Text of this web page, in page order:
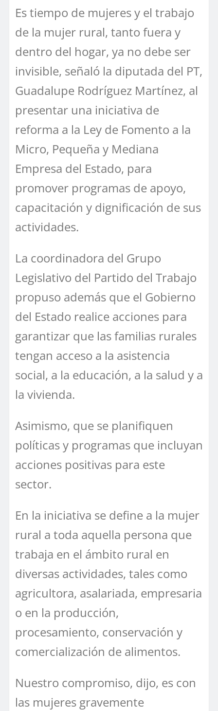
Es tiempo de mujeres y el trabajo
de la mujer rural, tanto fuera y
dentro del hogar, ya no debe ser
invisible, señaló la diputada del PT,
Guadalupe Rodríguez Martínez, al
presentar una iniciativa de
reforma a la Ley de Fomento a la
Micro, Pequeña y Mediana
Empresa del Estado, para
promover programas de apoyo,
capacitación y dignificación de sus
actividades.
La coordinadora del Grupo
Legislativo del Partido del Trabajo
propuso además que el Gobierno
del Estado realice acciones para
garantizar que las familias rurales
tengan acceso a la asistencia
social, a la educación, a la salud y a
la vivienda.
Asimismo, que se planifiquen
políticas y programas que incluyan
acciones positivas para este
sector.
En la iniciativa se define a la mujer
rural a toda aquella persona que
trabaja en el ámbito rural en
diversas actividades, tales como
agricultora, asalariada, empresaria
o en la producción,
procesamiento, conservación y
comercialización de alimentos.
Nuestro compromiso, dijo, es con
las mujeres gravemente